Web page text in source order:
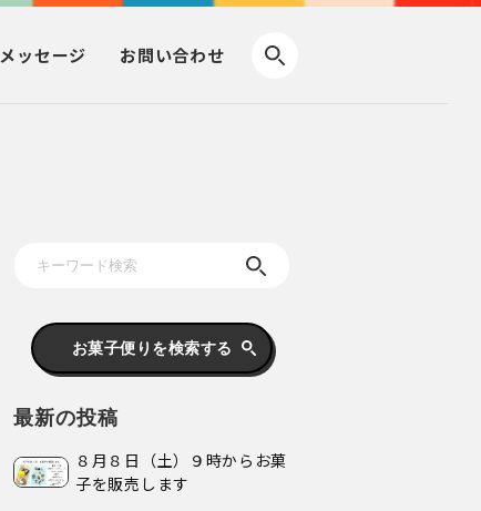
メッセージ お問い合わせ
お菓子便りを検索する
最新の投稿
８月８日（土）９時からお菓
子を販売します